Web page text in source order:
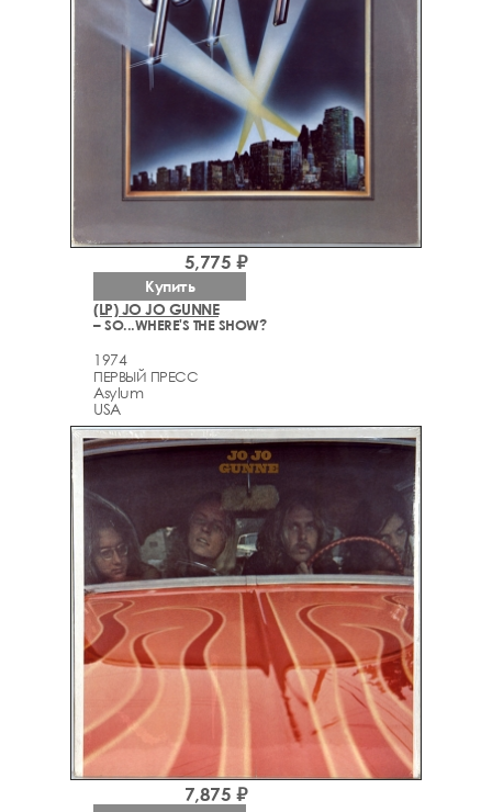
(LP) JO JO GUNNE
– SO...WHERE'S THE SHOW?
1974
ПЕРВЫЙ ПРЕСС
Asylum
USA
5,775 ₽
Купить
7,875 ₽